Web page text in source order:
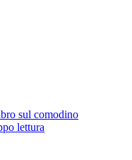
sul comodino
lettura